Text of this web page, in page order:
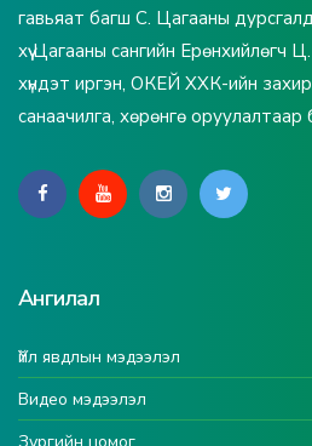
гавьяат багш С. Цагааны
хүү Цагааны сангийн Ерөнхийлөгч
хүндэт иргэн, ОКЕЙ ХХК-ийн
санаачилга, хөрөнгө оруулалтаар
Ангилал
Үйл явдлын мэдээлэл
Видео мэдээлэл